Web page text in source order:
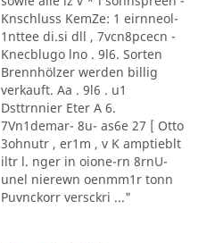
Knschluss KemZe: 1 eirnneol-
1nttee di.si dll , 7vcn8pcecn -
Knecblugo lno . 9l6. Sorten
Brennhölzer werden billig
verkauft. Aa . 9l6 . u1
Dsttrnnier Eter A 6.
7Vn1demar- 8u- as6e 27 [ Otto
3ohnutr , er1m , v K amptieblt
iltr l. nger in oione-rn 8rnU-
unel nierewn oenmm1r tonn
Puvnckorr versckri ..."